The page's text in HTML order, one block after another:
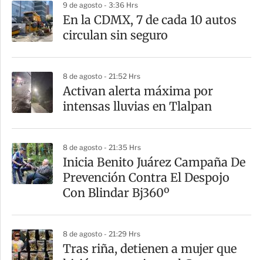
a
r
t
r
9 de agosto - 3:36 Hrs
En la CDMX, 7 de cada 10 autos
circulan sin seguro
8 de agosto - 21:52 Hrs
Activan alerta máxima por
intensas lluvias en Tlalpan
8 de agosto - 21:35 Hrs
Inicia Benito Juárez Campaña De
Prevención Contra El Despojo
Con Blindar Bj360º
8 de agosto - 21:29 Hrs
Tras riña, detienen a mujer que